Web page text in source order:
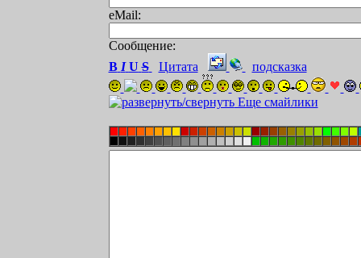
eMail:
Сообщение:
B I U S Цитата подсказка
Еще смайлики